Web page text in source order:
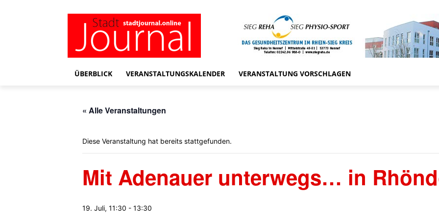
ÜBERBLICK VERANSTALTUNGSKALENDER VERANSTALTUNG VORSCHLAGEN
« Alle Veranstaltungen
Diese Veranstaltung hat bereits stattgefunden.
Mit Adenauer unterwegs… in
19. Juli, 11:30 - 13:30